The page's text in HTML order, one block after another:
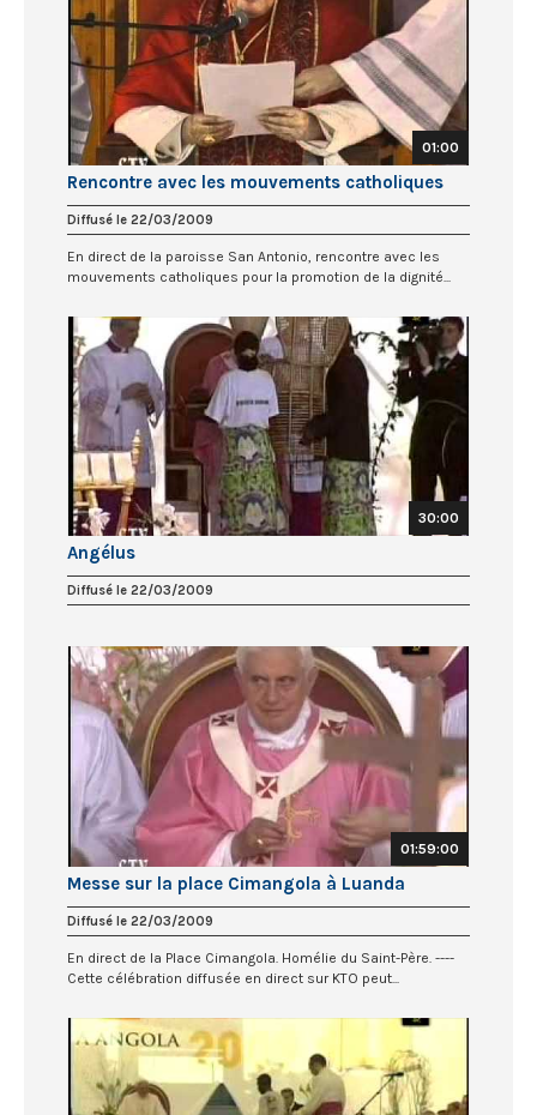
01:00
Rencontre avec les mouvements catholiques
Diffusé le 22/03/2009
En direct de la paroisse San Antonio, rencontre avec les
mouvements catholiques pour la promotion de la dignité...
30:00
Angélus
Diffusé le 22/03/2009
01:59:00
Messe sur la place Cimangola à Luanda
Diffusé le 22/03/2009
En direct de la Place Cimangola. Homélie du Saint-Père. ----
Cette célébration diffusée en direct sur KTO peut...